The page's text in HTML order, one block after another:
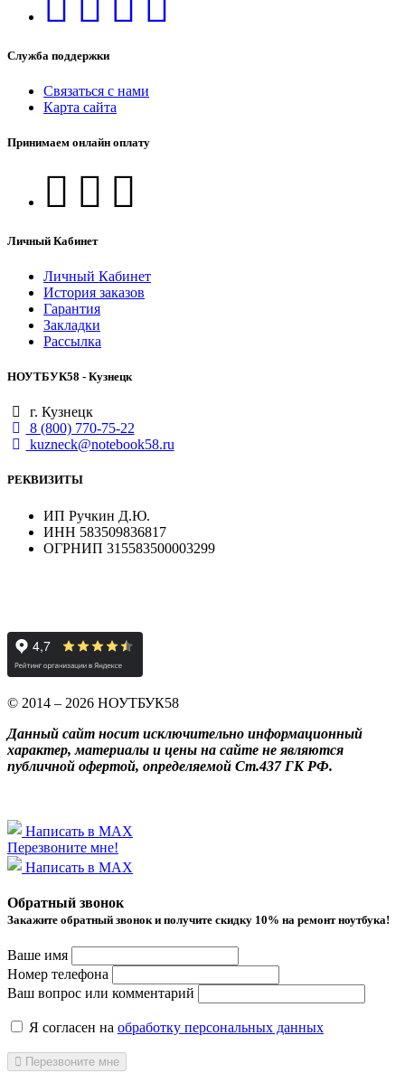
Служба поддержки
Связаться с нами
Карта сайта
Принимаем онлайн оплату
Личный Кабинет
Личный Кабинет
История заказов
Гарантия
Закладки
Рассылка
НОУТБУК58 - Кузнецк
г. Кузнецк
8 (800) 770-75-22
kuzneck@notebook58.ru
РЕКВИЗИТЫ
ИП Ручкин Д.Ю.
ИНН 583509836817
ОГРНИП 315583500003299
© 2014 – 2026 НОУТБУК58
Данный сайт носит исключительно информационный
характер, материалы и цены на сайте не являются
публичной офертой, определяемой Ст.437 ГК РФ.
Написать в MAX
Перезвоните мне!
Написать в MAX
Обратный звонок
Закажите обратный звонок и получитe скидку 10% на ремонт ноутбука!
Ваше имя
Номер телефона
Ваш вопрос или комментарий
Я согласен на обработку персональных данных
Перезвоните мне